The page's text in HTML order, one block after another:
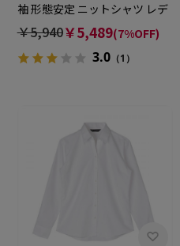
袖 形態安定 ニットシャツ レデ
ィースシャツ
￥5,940￥5,489(7%OFF)
3.0（1）